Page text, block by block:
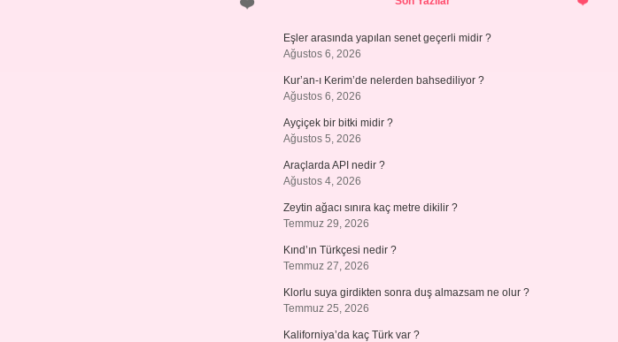
Eşler arasında yapılan senet geçerli midir ?
Ağustos 6, 2026
Kur’an-ı Kerim’de nelerden bahsediliyor ?
Ağustos 6, 2026
Ayçiçek bir bitki midir ?
Ağustos 5, 2026
Araçlarda API nedir ?
Ağustos 4, 2026
Zeytin ağacı sınıra kaç metre dikilir ?
Temmuz 29, 2026
Kınd’ın Türkçesi nedir ?
Temmuz 27, 2026
Klorlu suya girdikten sonra duş almazsam ne olur ?
Temmuz 25, 2026
Kaliforniya’da kaç Türk var ?